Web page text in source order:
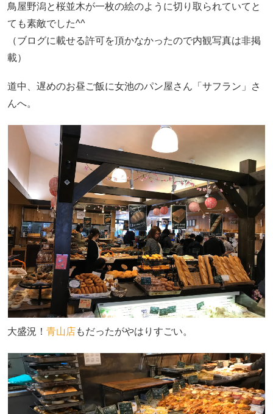
鳥屋野潟と桜並木が一枚の絵のように切り取られていてと
ても素敵でした^^
（ブログに載せる許可を頂かなかったので内観写真は非掲
載）
道中、遅めのお昼ご飯に女池のパン屋さん「サフラン」さ
んへ。
大盛況！ 青山店もだったがやはりすごい。